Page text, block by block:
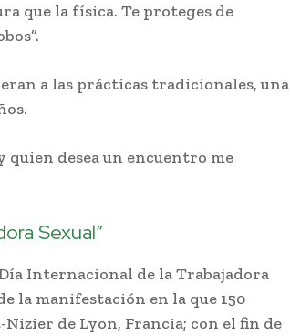
que la física. Te proteges de
a las prácticas tradicionales, una
quien desea un encuentro me
Sexual”
Internacional de la Trabajadora
la manifestación en la que 150
de Lyon, Francia; con el fin de